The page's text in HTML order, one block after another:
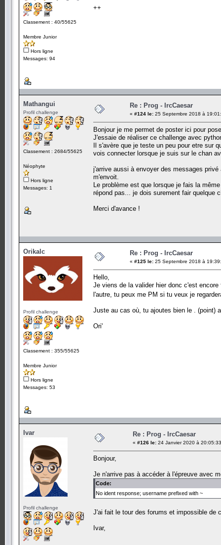
Classement : 40/55625
Membre Junior
Hors ligne
Messages: 94
++
Mathangui
Profil challenge
Classement : 2684/55625
Néophyte
Hors ligne
Messages: 1
Re : Prog - IrcCaesar
« #124 le: 25 Septembre 2018 à
Bonjour je me permet de poster ici pour
J'essaie de réaliser ce challenge avec
Il s'avère que je teste un peu pour etre sur
vois connecter lorsque je suis sur le chan
j'arrive aussi à envoyer des messages
m'envoit.
Le problème est que lorsque je fais la
répond pas... je dois surement fair quelque
Merci d'avance !
Orikalc
Profil challenge
Classement : 355/55625
Membre Junior
Hors ligne
Messages: 53
Re : Prog - IrcCaesar
« #125 le: 25 Septembre 2018 à
Hello,
Je viens de la valider hier donc c'est
l'autre, tu peux me PM si tu veux je
Juste au cas où, tu ajoutes bien le . (point)
Ori'
Ivar
Profil challenge
Re : Prog - IrcCaesar
« #126 le: 24 Janvier 2020 à
Bonjour,
Je n'arrive pas à accéder à l'épreuve avec
Code:
No ident response; username prefixed with ~
J'ai fait le tour des forums et impossible de
Ivar,